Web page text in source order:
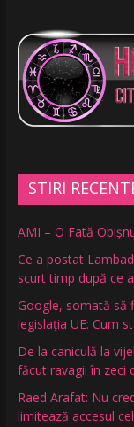
STIRI
AMI – O Fată
Ce a postat
scurt timp după ce
Google, somată să
legislația UE: Cum
De la caniculă la
făcut ravagii în zeci
Raed Arafat: Nu
limitează accesul